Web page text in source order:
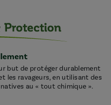
but de protéger durablement
les ravageurs, en utilisant des
au « tout chimique ».